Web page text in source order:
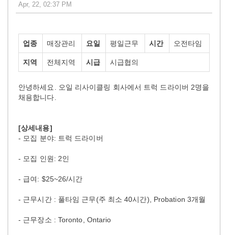
Apr, 22, 02:37 PM
업종 매장관리 요일 평일근무 시간 오전타임
지역 전체지역 시급 시급협의
안녕하세요. 오일 리사이클링 회사에서 트럭 드라이버 2명을
채용합니다.
[상세내용]
- 모집 분야: 트럭 드라이버
- 모집 인원: 2인
- 급여: $25~26/시간
- 근무시간 : 풀타임 근무(주 최소 40시간), Probation 3개월
- 근무장소 : Toronto, Ontario